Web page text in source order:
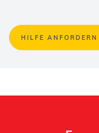
HILFE ANFORDERN